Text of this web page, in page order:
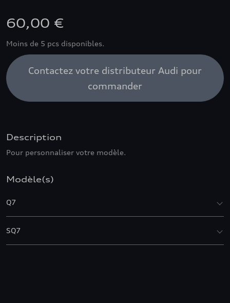
60,00 €
Moins de 5 pcs disponibles.
Contactez votre distributeur Audi pour
commander
Description
Pour personnaliser votre modèle.
Modèle(s)
Q7
SQ7